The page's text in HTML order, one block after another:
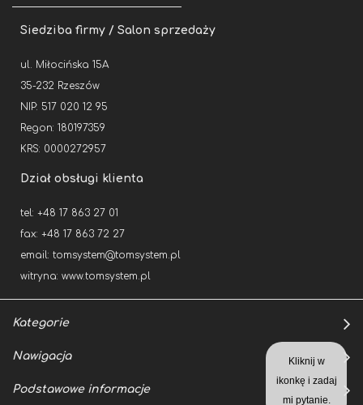
Kliknij w
ikonkę i zadaj
mi pytanie.
Siedziba firmy / Salon sprzedaży
ul. Miłocińska 15A
35-232 Rzeszów
NIP: 517 020 12 95
Regon: 180197359
KRS: 0000272957
Dział obsługi klienta
tel: +48 17 863 27 01
fax: +48 17 863 72 27
email: tomsystem@tomsystem.pl
witryna: www.tomsystem.pl
Kategorie
Nawigacja
Podstawowe informacje